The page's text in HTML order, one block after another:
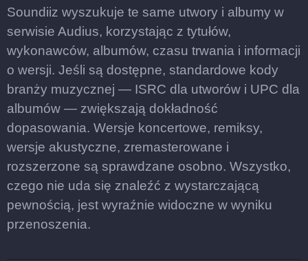
Soundiiz wyszukuje te same utwory i albumy w
serwisie Audius, korzystając z tytułów,
wykonawców, albumów, czasu trwania i informacji
o wersji. Jeśli są dostępne, standardowe kody
branży muzycznej — ISRC dla utworów i UPC dla
albumów — zwiększają dokładność
dopasowania. Wersje koncertowe, remiksy,
wersje akustyczne, zremasterowane i
rozszerzone są sprawdzane osobno. Wszystko,
czego nie uda się znaleźć z wystarczającą
pewnością, jest wyraźnie widoczne w wyniku
przenoszenia.